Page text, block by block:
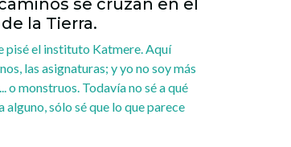
se cruzan en el
la Tierra.
pisé el instituto Katmere. Aquí
las asignaturas; y yo no soy más
o monstruos. Todavía no sé a qué
sólo sé que lo que parece